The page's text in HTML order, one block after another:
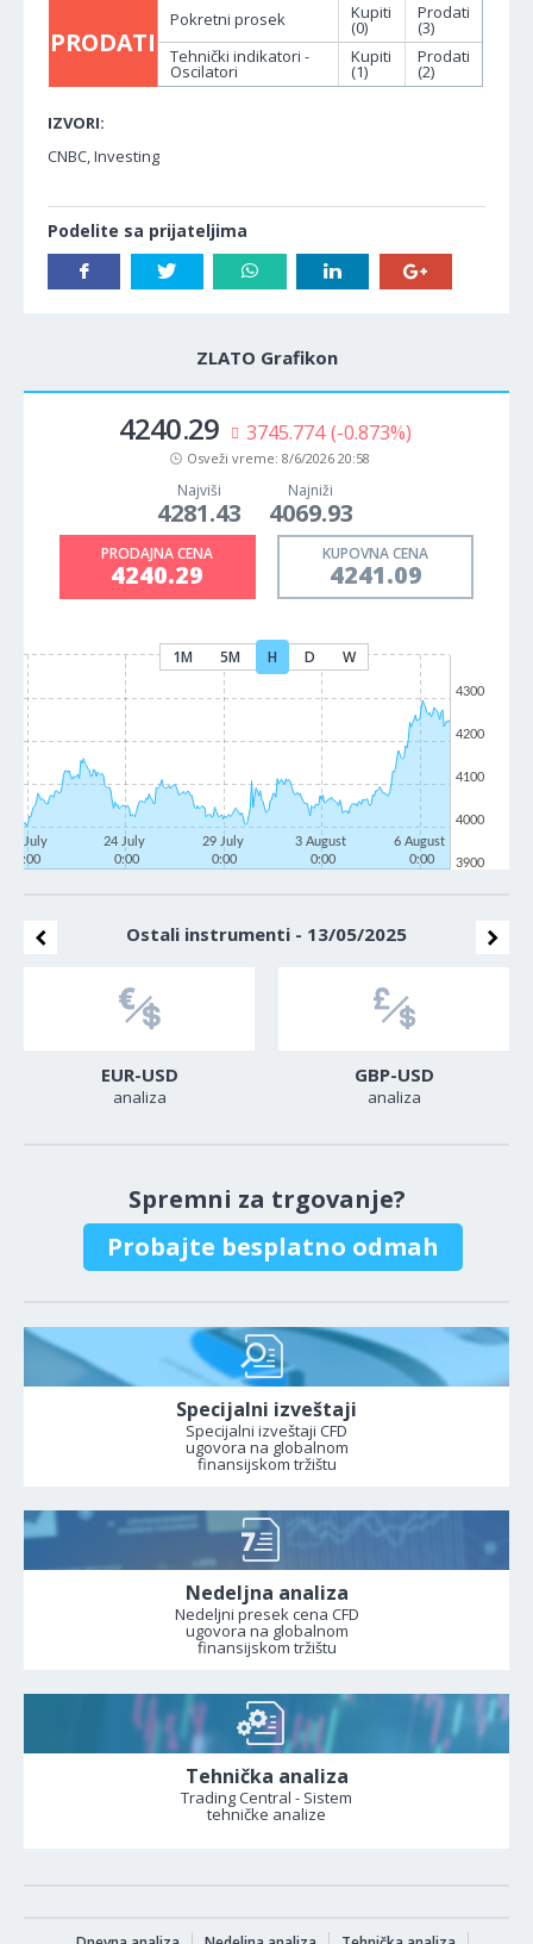
PRODATI
Pokretni prosek Kupiti
(0)
Prodati
(3)
Tehnički indikatori -
Oscilatori
Kupiti
(1)
Prodati
(2)
IZVORI:
CNBC, Investing
Podelite sa prijateljima
ZLATO Grafikon
4240.29 3745.774 (-0.873%)
Osveži vreme: 8/6/2026 20:58
Najviši
4281.43
Najniži
4069.93
PRODAJNA CENA
4240.29
KUPOVNA CENA
4241.09
1M 5M H D W
21 July
0:00
24 July
0:00
29 July
0:00
3 August
0:00
6 August
0:00
3900
4000
4100
4200
4300
Ostali instrumenti - 13/05/2025
EUR-USD
analiza
GBP-USD
analiza
Spremni za trgovanje?
Probajte besplatno odmah
Specijalni izveštaji
Specijalni izveštaji CFD
ugovora na globalnom
finansijskom tržištu
Nedeljna analiza
Nedeljni presek cena CFD
ugovora na globalnom
finansijskom tržištu
Tehnička analiza
Trading Central - Sistem
tehničke analize